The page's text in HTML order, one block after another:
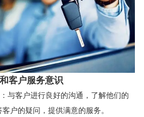
客户服务意识
与客户进行良好的沟通，了解他们的
户的疑问，提供满意的服务。